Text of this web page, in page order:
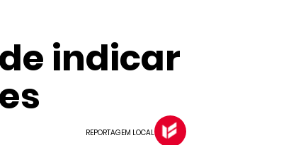
indicar
REPORTAGEM LOCAL